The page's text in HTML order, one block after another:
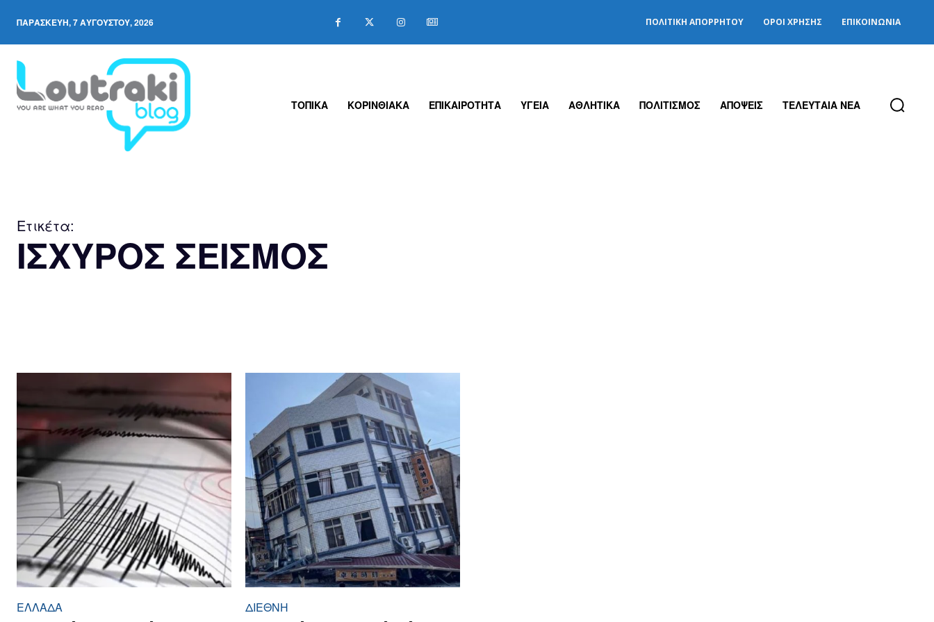
ΠΑΡΑΣΚΕΥΉ, 7 ΑΥΓΟΎΣΤΟΥ, 2026 ΠΟΛΙΤΙΚΉ ΑΠΟΡΡΉΤΟΥ ΌΡΟΙ ΧΡΉΣΗΣ ΕΠΙΚΟΙΝΩΝΊΑ
ΤΟΠΙΚΑ ΚΟΡΙΝΘΙΑΚΑ ΕΠΙΚΑΙΡΟΤΗΤΑ ΥΓΕΙΑ ΑΘΛΗΤΙΚΑ ΠΟΛΙΤΙΣΜΟΣ ΑΠΟΨΕΙΣ ΤΕΛΕΥΤΑΙΑ ΝΕΑ
Ετικέτα:
ΙΣΧΥΡΟΣ ΣΕΙΣΜΟΣ
ΕΛΛΆΔΑ ΔΙΕΘΝΉ